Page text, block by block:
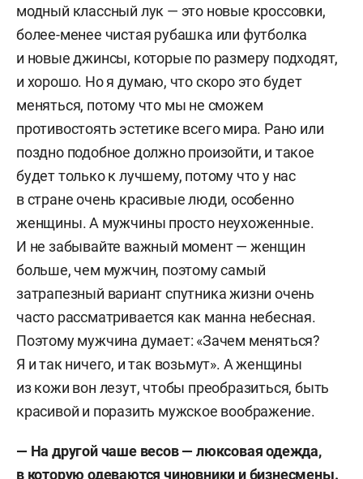
модный классный лук — это новые кроссовки,
более-менее чистая рубашка или футболка
и новые джинсы, которые по размеру подходят,
и хорошо. Но я думаю, что скоро это будет
меняться, потому что мы не сможем
противостоять эстетике всего мира. Рано или
поздно подобное должно произойти, и такое
будет только к лучшему, потому что у нас
в стране очень красивые люди, особенно
женщины. А мужчины просто неухоженные.
И не забывайте важный момент — женщин
больше, чем мужчин, поэтому самый
затрапезный вариант спутника жизни очень
часто рассматривается как манна небесная.
Поэтому мужчина думает: «Зачем меняться?
Я и так ничего, и так возьмут». А женщины
из кожи вон лезут, чтобы преобразиться, быть
красивой и поразить мужское воображение.
— На другой чаше весов — люксовая одежда,
в которую одеваются чиновники и бизнесмены.